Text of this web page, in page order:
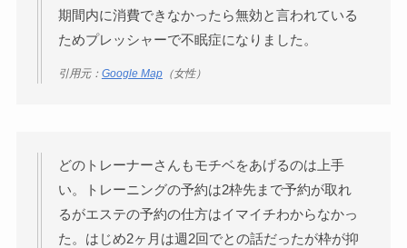
期間内に消費できなかったら無効と言われている
ためプレッシャーで不眠症になりました。
引用元： Google Map（女性）
どのトレーナーさんもモチベをあげるのは上手
い。トレーニングの予約は2枠先まで予約が取れ
るがエステの予約の仕方はイマイチわからなかっ
た。はじめ2ヶ月は週2回でとの話だったが枠が抑